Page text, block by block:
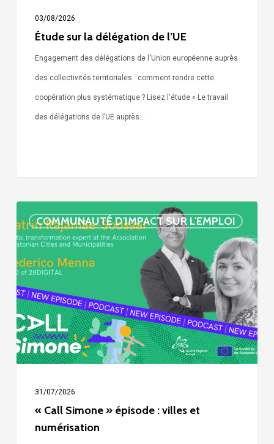
03/08/2026
Étude sur la délégation de l’UE
Engagement des délégations de l'Union européenne auprès
des collectivités territoriales : comment rendre cette
coopération plus systématique ? Lisez l'étude « Le travail
des délégations de l’UE auprès…
COMMUNAUTÉ D'IMPACT SUR L'EMPLOI
Simone »
épisode
:
villes
et
numérisation
31/07/2026
« Call Simone » épisode : villes et
numérisation